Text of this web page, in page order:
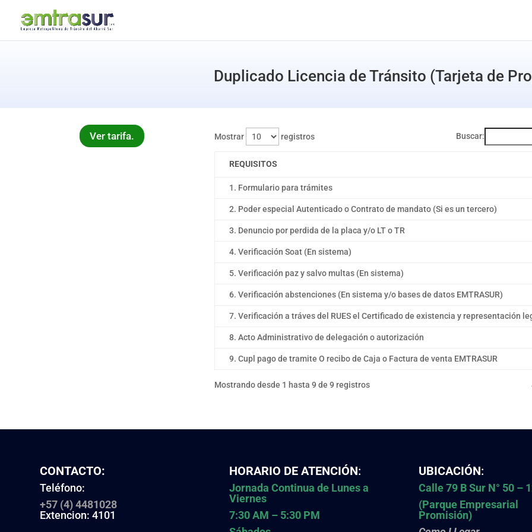
Duplicado Licencia de Tránsito (Tarjeta de
Ver tarifa. Mostrar registros Buscar:
REQUISITOS
1. Formulario para trámites
2. Poder especial Autenticado o Contrato de mandato (Si es un tercero)
3. Denuncio por perdida de la placa y/o LT o TR
4. Verificación Soat (En sistema)
5. Verificación paz y salvo multas (En sistema)
6. Verificación abstenciones (En sistema y/o bases de datos EMTRASUR)
7. Verificación a tráves del RUES el Certificado de existencia y representación
8. Acto Administrativo de delegación o autorización
9. Cupl pago de tramite O recibo de Caja o Factura de venta EMTRASUR
Mostrando desde 1 hasta 9 de 9 registros
CONTACTO:
Teléfono:
+57 (4) 4481028
Extencion: 4101
HORARIO DE ATENCIÓN:
Jornada Continua de Lunes a
Viernes
7:30 AM – 5:30 PM
UBICACIÓN:
Calle 79 B Sur N° 50 –
(Parque Empresarial
Promisión)